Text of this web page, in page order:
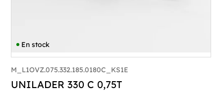
En stock
M_L1OVZ.075.332.185.0180C_KS1E
UNILADER 330 C 0,75T